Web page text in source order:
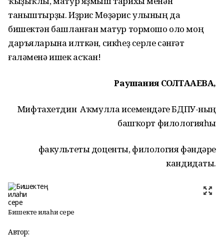
таныштырҙы. Иҙрис Мөҙәрис улының да
бишектән башланған матур тормошо оло моң
даръяларына илткән, сикһеҙ серле сәнғәт
ғаләменә ишек асҡан!
Раушания СОЛТАҠАЕВА,
Мифтахетдин Аҡмулла исемендәге БДПУ-ның
башҡорт филологияһы
факультеты доценты, филология фәндәре
кандидаты.
Бишектең илаһи сере
Автор: